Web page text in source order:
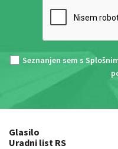
Seznanjen sem s
Glasilo
Uradni list RS